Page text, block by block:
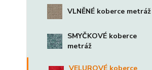
VLNĚNÉ koberce metráž
SMYČKOVÉ koberce
metráž